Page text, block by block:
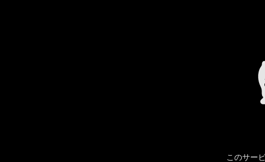
このサー